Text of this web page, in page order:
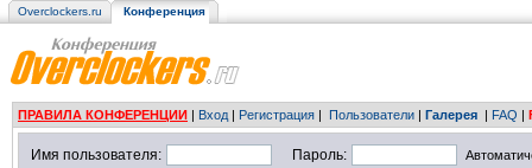
Overclockers.ru Конференция
ПРАВИЛА КОНФЕРЕНЦИИ | Вход | Регистрация | Пользователи | Галерея | FAQ |
Имя пользователя: Пароль: